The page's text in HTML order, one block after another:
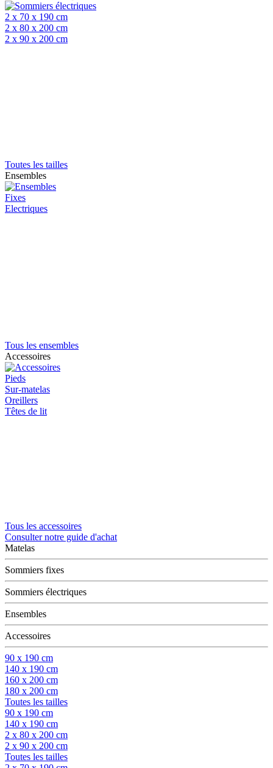
2 x 70 x 190 cm
2 x 80 x 200 cm
2 x 90 x 200 cm
Toutes les tailles
Ensembles
Fixes
Electriques
Tous les ensembles
Accessoires
Pieds
Sur-matelas
Oreillers
Têtes de lit
Tous les accessoires
Consulter notre guide d'achat
Matelas
Sommiers fixes
Sommiers électriques
Ensembles
Accessoires
90 x 190 cm
140 x 190 cm
160 x 200 cm
180 x 200 cm
Toutes les tailles
90 x 190 cm
140 x 190 cm
2 x 80 x 200 cm
2 x 90 x 200 cm
Toutes les tailles